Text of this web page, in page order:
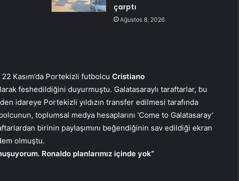
çarptı
Ağustos 8, 2026
Kasım’da Portekizli futbolcu Cristiano
feshedildiğini duyurmuştu. Galatasaraylı taraftarlar, bu
idareye Portekizli yıldızın transfer edilmesi tarafında
toplumsal medya hesaplarını ‘Come to Galatasaray’
birinin paylaşımını beğendiğinin sav edildiği ekran
olmuştu.
Ronaldo planlarımız içinde yok”